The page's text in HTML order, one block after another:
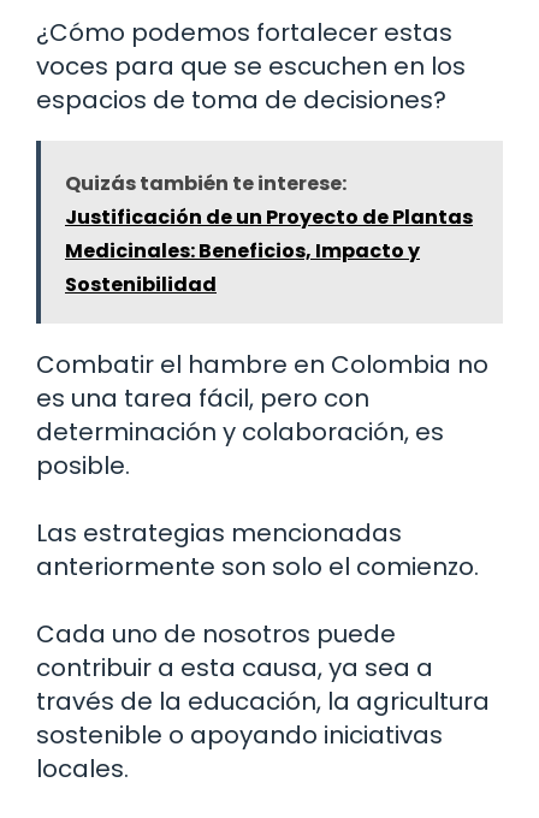
¿Cómo podemos fortalecer estas
voces para que se escuchen en los
espacios de toma de decisiones?
Quizás también te interese:
Justificación de un Proyecto de Plantas
Medicinales: Beneficios, Impacto y
Sostenibilidad
Combatir el hambre en Colombia no
es una tarea fácil, pero con
determinación y colaboración, es
posible.
Las estrategias mencionadas
anteriormente son solo el comienzo.
Cada uno de nosotros puede
contribuir a esta causa, ya sea a
través de la educación, la agricultura
sostenible o apoyando iniciativas
locales.